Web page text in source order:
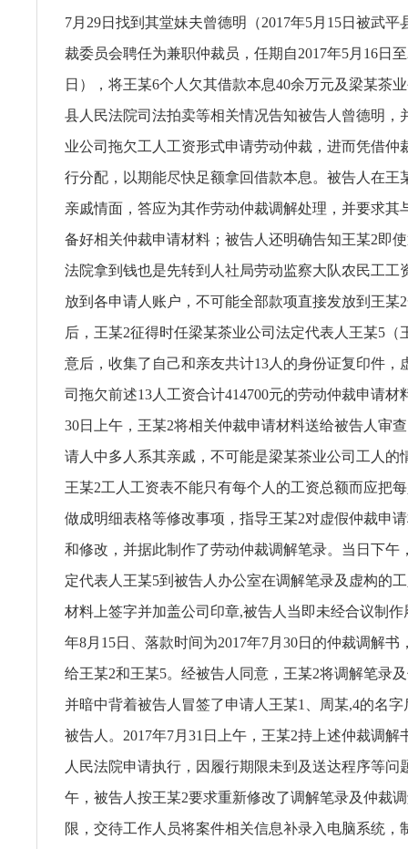
7月29日找到其堂妹夫曾德明（2017年5月15日被武平
裁委员会聘任为兼职仲裁员，任期自2017年5月16日
日），将王某6个人欠其借款本息40余万元及梁某茶
县人民法院司法拍卖等相关情况告知被告人曾德明，
业公司拖欠工人工资形式申请劳动仲裁，进而凭借仲
行分配，以期能尽快足额拿回借款本息。被告人在王
亲戚情面，答应为其作劳动仲裁调解处理，并要求其
备好相关仲裁申请材料；被告人还明确告知王某2即
法院拿到钱也是先转到人社局劳动监察大队农民工工
放到各申请人账户，不可能全部款项直接发放到王某
后，王某2征得时任梁某茶业公司法定代表人王某5（
意后，收集了自己和亲友共计13人的身份证复印件，
司拖欠前述13人工资合计414700元的劳动仲裁申请材
30日上午，王某2将相关仲裁申请材料送给被告人审
请人中多人系其亲戚，不可能是梁某茶业公司工人的
王某2工人工资表不能只有每个人的工资总额而应把
做成明细表格等修改事项，指导王某2对虚假仲裁申
和修改，并据此制作了劳动仲裁调解笔录。当日下午
定代表人王某5到被告人办公室在调解笔录及虚构的
材料上签字并加盖公司印章,被告人当即未经合议制作
年8月15日、落款时间为2017年7月30日的仲裁调解书
给王某2和王某5。经被告人同意，王某2将调解笔录
并暗中背着被告人冒签了申请人王某1、周某,4的名
被告人。2017年7月31日上午，王某2持上述仲裁调解
人民法院申请执行，因履行期限未到及送达程序等问
午，被告人按王某2要求重新修改了调解笔录及仲裁
限，交待工作人员将案件相关信息补录入电脑系统，